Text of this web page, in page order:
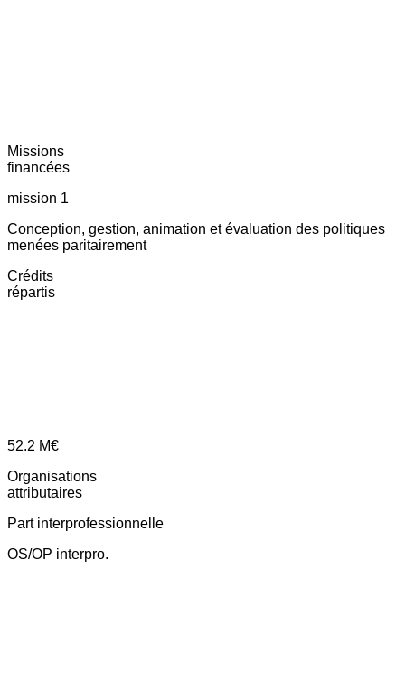
Missions
financées
mission 1
Conception, gestion, animation et évaluation des politiques
menées paritairement
Crédits
répartis
52.2 M€
Organisations
attributaires
Part interprofessionnelle
OS/OP interpro.